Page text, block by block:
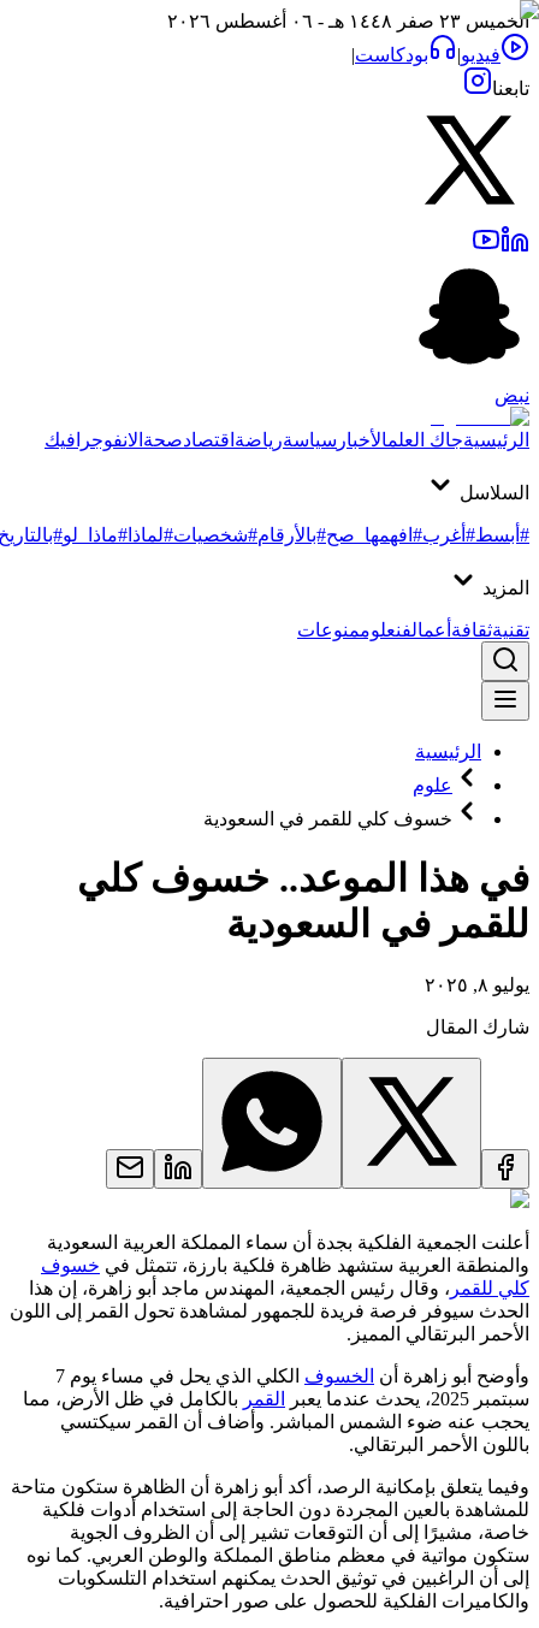
الخميس ٢٣ صفر ١٤٤٨ هـ - ٠٦ أغسطس ٢٠٢٦
فيديو| بودكاست|
تابعنا
نبض
الرئيسيةجاك العلمالأخبار سياسةرياضةاقتصادصحةالانفوجرافيك
السلاسل
#أبسط#أغرب#افهمها_صح#بالأرقام#شخصيات#لماذا #ماذا_لو#بالتاريخ
المزيد
تقنيةثقافةأعمالفنعلوممنوعات
الرئيسية
علوم
خسوف كلي للقمر في السعودية
في هذا الموعد.. خسوف كلي
للقمر في السعودية
يوليو ٨, ٢٠٢٥
شارك المقال
أعلنت الجمعية الفلكية بجدة أن سماء المملكة العربية السعودية
والمنطقة العربية ستشهد ظاهرة فلكية بارزة، تتمثل في خسوف
كلي للقمر ، وقال رئيس الجمعية، المهندس ماجد أبو زاهرة، إن هذا
الحدث سيوفر فرصة فريدة للجمهور لمشاهدة تحول القمر إلى اللون
الأحمر البرتقالي المميز.
وأوضح أبو زاهرة أن الخسوف
الكلي الذي يحل في مساء يوم 7
سبتمبر 2025، يحدث عندما يعبر
القمر بالكامل في ظل الأرض، مما
يحجب عنه ضوء الشمس المباشر. وأضاف أن القمر سيكتسي
باللون الأحمر البرتقالي.
وفيما يتعلق بإمكانية الرصد، أكد أبو زاهرة أن الظاهرة ستكون متاحة
للمشاهدة بالعين المجردة دون الحاجة إلى استخدام أدوات فلكية
خاصة، مشيرًا إلى أن التوقعات تشير إلى أن الظروف الجوية
ستكون مواتية في معظم مناطق المملكة والوطن العربي. كما نوه
إلى أن الراغبين في توثيق الحدث يمكنهم استخدام التلسكوبات
والكاميرات الفلكية للحصول على صور احترافية.